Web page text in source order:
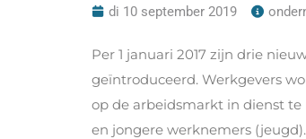
di 10 september 2019
Per 1 januari 2017 zijn drie
geïntroduceerd. Werkgevers
op de arbeidsmarkt in dienst
en jongere werknemers